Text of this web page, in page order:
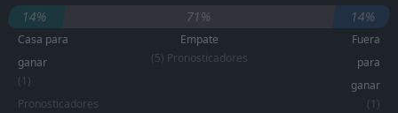
14% 71% 14%
Casa para
ganar
(1)
Pronosticadores
Empate
(5) Pronosticadores
Fuera
para
ganar
(1)